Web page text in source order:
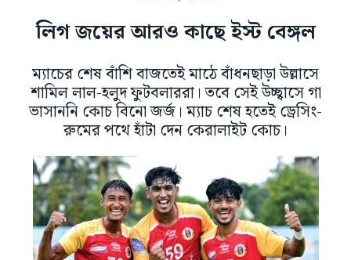
লিগ জয়ের আরও কাছে ইস্ট বেঙ্গল
ম্যাচের শেষ বাঁশি বাজতেই মাঠে বাঁধনছাড়া উল্লাসে
শামিল লাল-হলুদ ফুটবলাররা। তবে সেই উচ্ছ্বাসে গা
ভাসাননি কোচ বিনো জর্জ। ম্যাচ শেষ হতেই ড্রেসিং-
রুমের পথে হাঁটা দেন কেরালাইট কোচ।